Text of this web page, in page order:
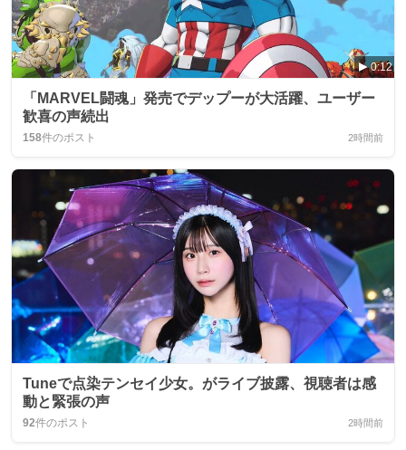
0:12
「MARVEL闘魂」発売でデップーが大活躍、ユーザー
歓喜の声続出
158件のポスト 2時間前
Tuneで点染テンセイ少女。がライブ披露、視聴者は感
動と緊張の声
92件のポスト 2時間前